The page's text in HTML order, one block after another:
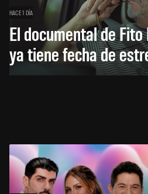
HACE 1 DÍA
El documental de
ya tiene fecha de